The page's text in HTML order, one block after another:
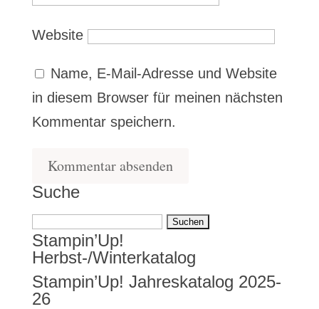
Website
Name, E-Mail-Adresse und Website
in diesem Browser für meinen nächsten
Kommentar speichern.
Suche
Suchen
nach:
Stampin’Up!
Herbst-/Winterkatalog
Stampin’Up! Jahreskatalog 2025-
26